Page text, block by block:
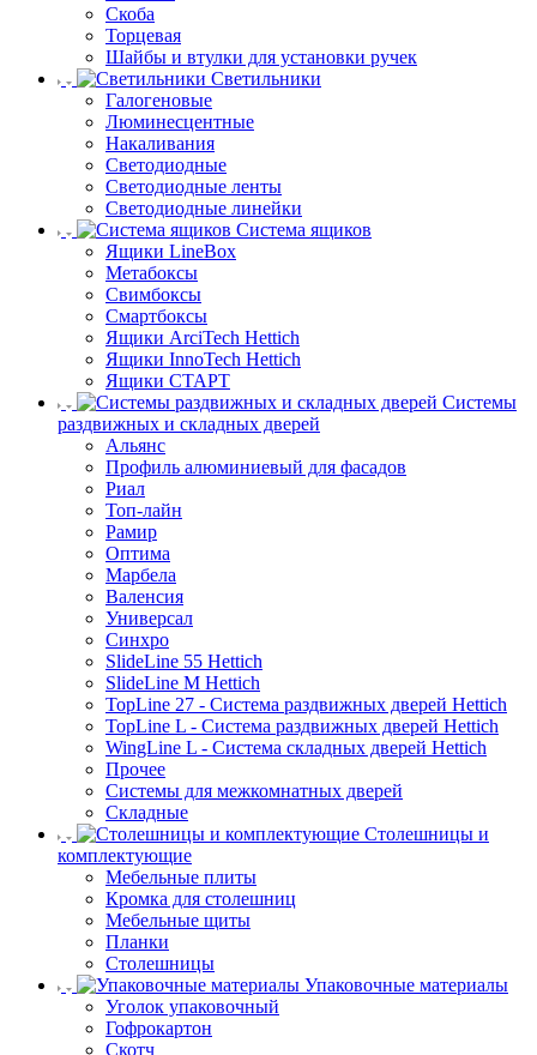
Скоба
Торцевая
Шайбы и втулки для установки ручек
Светильники
Галогеновые
Люминесцентные
Накаливания
Светодиодные
Светодиодные ленты
Светодиодные линейки
Система ящиков
Ящики LineBox
Метабоксы
Свимбоксы
Смартбоксы
Ящики ArciTech Hettich
Ящики InnoTech Hettich
Ящики СТАРТ
Системы
раздвижных и складных дверей
Альянс
Профиль алюминиевый для фасадов
Риал
Топ-лайн
Рамир
Оптима
Марбела
Валенсия
Универсал
Синхро
SlideLine 55 Hettich
SlideLine M Hettich
TopLine 27 - Система раздвижных дверей Hettich
TopLine L - Система раздвижных дверей Hettich
WingLine L - Система складных дверей Hettich
Прочее
Системы для межкомнатных дверей
Складные
Столешницы и
комплектующие
Мебельные плиты
Кромка для столешниц
Мебельные щиты
Планки
Столешницы
Упаковочные материалы
Уголок упаковочный
Гофрокартон
Скотч